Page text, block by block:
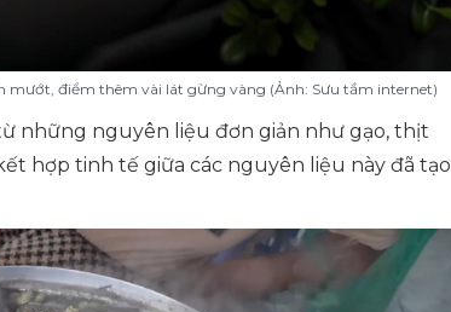
mướt, điểm thêm vài lát gừng vàng (Ảnh: Sưu tầm internet)
những nguyên liệu đơn giản như gạo, thịt
hợp tinh tế giữa các nguyên liệu này đã tạo